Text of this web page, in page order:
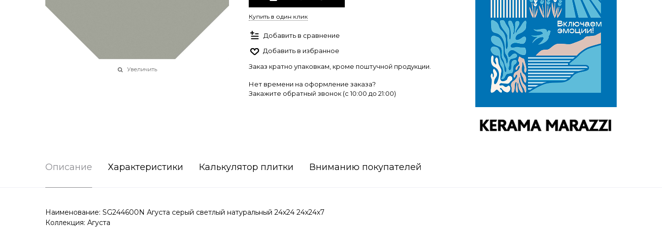
Увеличить
Купить в один клик
Добавить в сравнение
Добавить в избранное
Заказ кратно упаковкам, кроме поштучной продукции.
Нет времени на оформление заказа?
Закажите обратный звонок (c 10:00 до 21:00)
Описание Характеристики Калькулятор плитки Вниманию покупателей
Наименование: SG244600N Агуста серый светлый натуральный 24х24 24x24x7
Коллекция: Агуста